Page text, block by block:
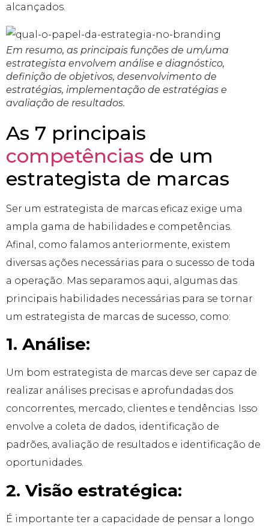
alcançados.
Em resumo, as principais funções de um/uma
estrategista envolvem análise e diagnóstico,
definição de objetivos, desenvolvimento de
estratégias, implementação de estratégias e
avaliação de resultados.
As 7 principais
competências de um
estrategista de marcas
Ser um estrategista de marcas eficaz exige uma
ampla gama de habilidades e competências.
Afinal, como falamos anteriormente, existem
diversas ações necessárias para o sucesso de toda
a operação. Mas separamos aqui, algumas das
principais habilidades necessárias para se tornar
um estrategista de marcas de sucesso, como:
1. Análise:
Um bom estrategista de marcas deve ser capaz de
realizar análises precisas e aprofundadas dos
concorrentes, mercado, clientes e tendências. Isso
envolve a coleta de dados, identificação de
padrões, avaliação de resultados e identificação de
oportunidades.
2. Visão estratégica:
É importante ter a capacidade de pensar a longo